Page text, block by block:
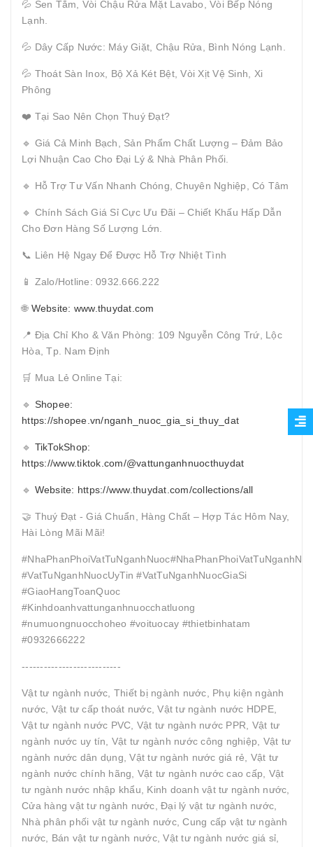
💦 Sen Tắm, Vòi Chậu Rửa Mặt Lavabo, Vòi Bếp Nóng
Lạnh.
💦 Dây Cấp Nước: Máy Giặt, Chậu Rửa, Bình Nóng Lạnh.
💦 Thoát Sàn Inox, Bộ Xả Két Bệt, Vòi Xịt Vệ Sinh, Xi
Phông
❤️ Tại Sao Nên Chọn Thuý Đạt?
🔹 Giá Cả Minh Bạch, Sản Phẩm Chất Lượng – Đảm Bảo
Lợi Nhuận Cao Cho Đại Lý & Nhà Phân Phối.
🔹 Hỗ Trợ Tư Vấn Nhanh Chóng, Chuyên Nghiệp, Có Tâm
🔹 Chính Sách Giá Sỉ Cực Ưu Đãi – Chiết Khấu Hấp Dẫn
Cho Đơn Hàng Số Lượng Lớn.
📞 Liên Hệ Ngay Để Được Hỗ Trợ Nhiệt Tình
📱 Zalo/Hotline: 0932.666.222
🌐 Website: www.thuydat.com
📍 Địa Chỉ Kho & Văn Phòng: 109 Nguyễn Công Trứ, Lộc
Hòa, Tp. Nam Định
🛒 Mua Lẻ Online Tại:
🔹 Shopee:
https://shopee.vn/nganh_nuoc_gia_si_thuy_dat
🔹 TikTokShop:
https://www.tiktok.com/@vattunganhnuocthuydat
🔹 Website: https://www.thuydat.com/collections/all
🤝 Thuý Đạt - Giá Chuẩn, Hàng Chất – Hợp Tác Hôm Nay,
Hài Lòng Mãi Mãi!
#VatTuNganhNuocUyTin #VatTuNganhNuocGiaSi
#GiaoHangToanQuoc
#Kinhdoanhvattunganhnuocchatluong
#numuongnuocchoheo #voituocay #thietbinhatam
#0932666222
---------------------------
Vật tư ngành nước, Thiết bị ngành nước, Phụ kiện ngành
nước, Vật tư cấp thoát nước, Vật tư ngành nước HDPE,
Vật tư ngành nước PVC, Vật tư ngành nước PPR, Vật tư
ngành nước uy tín, Vật tư ngành nước công nghiệp, Vật tư
ngành nước dân dụng, Vật tư ngành nước giá rẻ, Vật tư
ngành nước chính hãng, Vật tư ngành nước cao cấp, Vật
tư ngành nước nhập khẩu, Kinh doanh vật tư ngành nước,
Cửa hàng vật tư ngành nước, Đại lý vật tư ngành nước,
Nhà phân phối vật tư ngành nước, Cung cấp vật tư ngành
nước, Bán vật tư ngành nước, Vật tư ngành nước giá sỉ,